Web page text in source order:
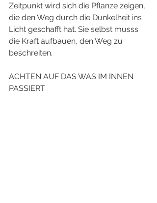
Zeitpunkt wird sich die Pflanze zeigen,
die den Weg durch die Dunkelheit ins
Licht geschafft hat. Sie selbst musss
die Kraft aufbauen, den Weg zu
beschreiten.
ACHTEN AUF DAS WAS IM INNEN
PASSIERT